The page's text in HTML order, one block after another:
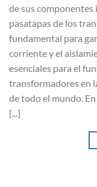
de sus
pasatapas de los
fundamental para
corriente y el
esenciales para el
transformadores en
de todo el mundo.
[...]